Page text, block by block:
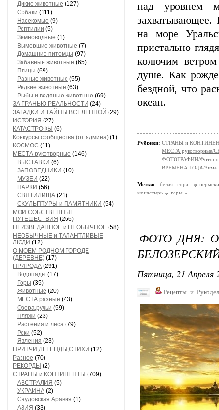
Дикие животные (127)
Собаки (111)
Насекомые (9)
Рептилии (5)
Земноводные (1)
Вымершие животные (7)
Домашние питомцы (97)
Забавные животные (65)
Птицы (69)
Разные животные (55)
Редкие животные (63)
Рыбы и водяные животные (69)
ЗА ГРАНЬЮ РЕАЛЬНОСТИ (24)
ЗАГАДКИ И ТАЙНЫ ВСЕЛЕННОЙ (29)
ИСТОРИЯ (27)
КАТАСТРОФЫ (6)
Конкурсы сообщества (от админа) (1)
КОСМОС (11)
МЕСТА рукотворные (146)
ВЫСТАВКИ (6)
ЗАПОВЕДНИКИ (10)
МУЗЕИ (22)
ПАРКИ (56)
СВЯТИЛИЩА (21)
СКУЛЬПТУРЫ и ПАМЯТНИКИ (54)
МОИ СОБСТВЕННЫЕ
ПУТЕШЕСТВИЯ (266)
НЕИЗВЕДАННОЕ и НЕОБЫЧНОЕ (58)
НЕОБЫЧНЫЕ и ТАЛАНТЛИВЫЕ
ЛЮДИ (12)
О МОЕМ РОДНОМ ГОРОДЕ
(ДЕРЕВНЕ) (17)
ПРИРОДА (291)
Водопады (17)
Горы (35)
Животные (20)
МЕСТА разные (43)
Озера,ручьи (59)
Пляжи (23)
Растения и леса (79)
Реки (52)
Явления (23)
ПРИТЧИ,ЛЕГЕНДЫ,СТИХИ (12)
Разное (70)
РЕКОРДЫ (2)
СТРАНЫ и КОНТИНЕНТЫ (709)
АВСТРАЛИЯ (5)
УКРАИНА (2)
Саудовская Аравия (1)
АЗИЯ (33)
над уровнем
захватывающее.
на море
пристально
колючим
душе. Как
бездной, что
океан.
Рубрики: СТРАНЫ и
МЕСТА
ФОТОГРАФИИ/
ВРЕМЕНА ГОДА/Зима
Метки: белая гора
монастырь
горы
ФОТО ДНЯ:
Пятница, 21 Апреля